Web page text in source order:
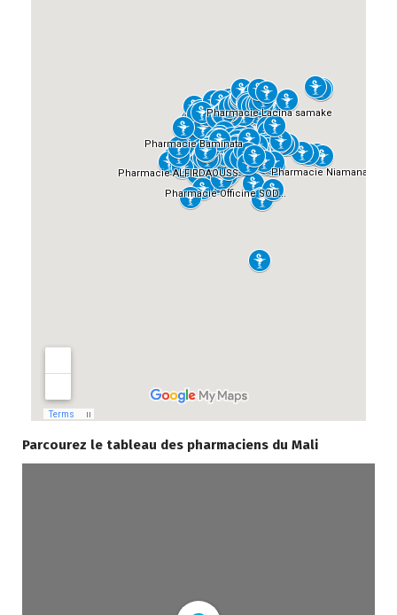
Parcourez le tableau des pharmaciens du Mali